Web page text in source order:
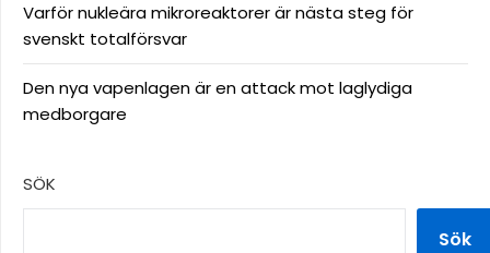
Varför nukleära mikroreaktorer är nästa steg för
svenskt totalförsvar
Den nya vapenlagen är en attack mot laglydiga
medborgare
SÖK
Sök